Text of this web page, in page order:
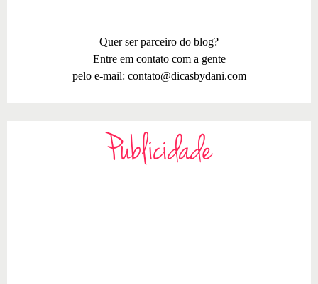
Quer ser parceiro do blog?
Entre em contato com a gente
pelo e-mail: contato@dicasbydani.com
Publicidade